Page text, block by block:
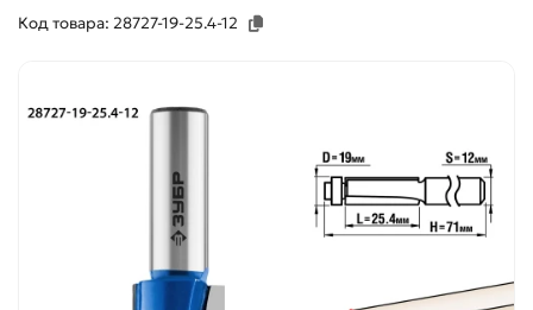
Код товара: 28727-19-25.4-12